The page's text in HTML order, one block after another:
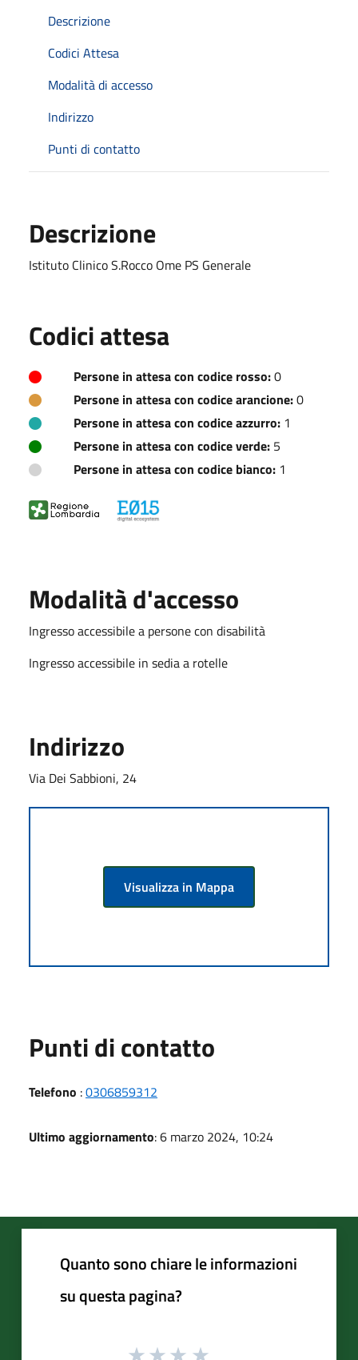
Descrizione
Codici Attesa
Modalità di accesso
Indirizzo
Punti di contatto
Descrizione
Istituto Clinico S.Rocco Ome PS Generale
Codici attesa
Persone in attesa con codice rosso:0
Persone in attesa con codice arancione:0
Persone in attesa con codice azzurro: 1
Persone in attesa con codice verde: 5
Persone in attesa con codice bianco: 1
Modalità d'accesso
Ingresso accessibile a persone con disabilità
Ingresso accessibile in sedia a rotelle
Indirizzo
Via Dei Sabbioni, 24
Visualizza in Mappa
Punti di contatto
Telefono :0306859312
Ultimo aggiornamento: 6 marzo 2024, 10:24
Quanto sono chiare le informazioni
su questa pagina?